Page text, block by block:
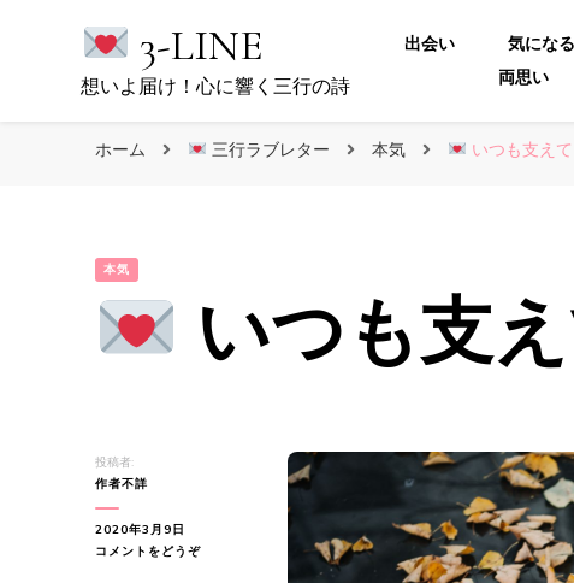
3-LINE
想いよ届け！心に響く三行の詩
出会い 気にな
両思い
ホーム 三行ラブレター 本気 いつも支え
本気
いつも支
投稿者:
作者不詳
2020年3月9日
コメントをどうぞ(